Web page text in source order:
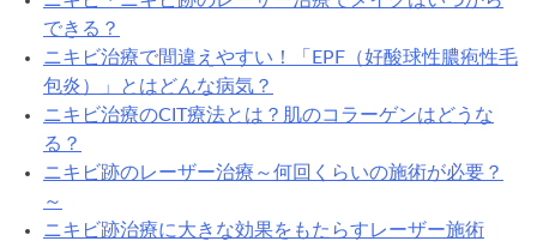
できる？
ニキビ治療で間違えやすい！「EPF（好酸球性膿疱性毛
包炎）」とはどんな病気？
ニキビ治療のCIT療法とは？肌のコラーゲンはどうな
る？
ニキビ跡のレーザー治療～何回くらいの施術が必要？
～
ニキビ跡治療に大きな効果をもたらすレーザー施術